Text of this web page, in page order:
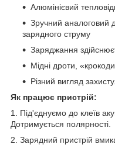
Алюмінієвий
Зручний аналоговий
зарядного струму
Заряджання
Мідні дроти,
Різний вигляд захисту.
Як працює пристрій:
1. Під'єднуємо до клеїв
Дотримується полярності.
2. Зарядний пристрій